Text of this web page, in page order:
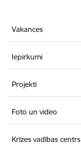
Vakances
Iepirkumi
Projekti
Foto un video
Krīzes vadības centrs